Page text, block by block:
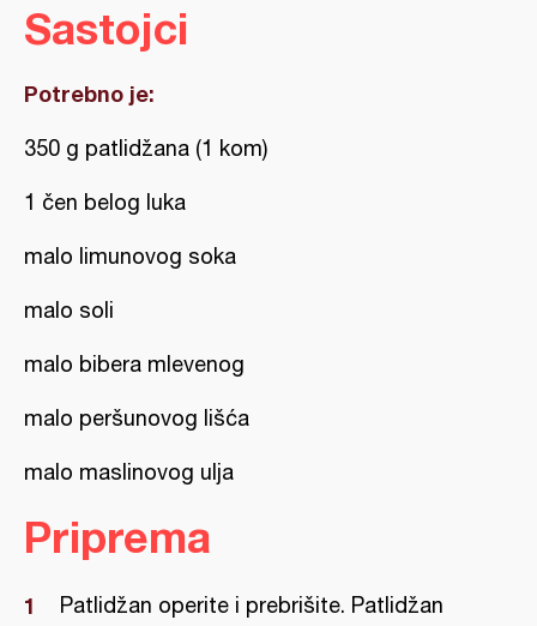
Sastojci
Potrebno je:
350 g patlidžana (1 kom)
1 čen belog luka
malo limunovog soka
malo soli
malo bibera mlevenog
malo peršunovog lišća
malo maslinovog ulja
Priprema
Patlidžan operite i prebrišite. Patlidžan